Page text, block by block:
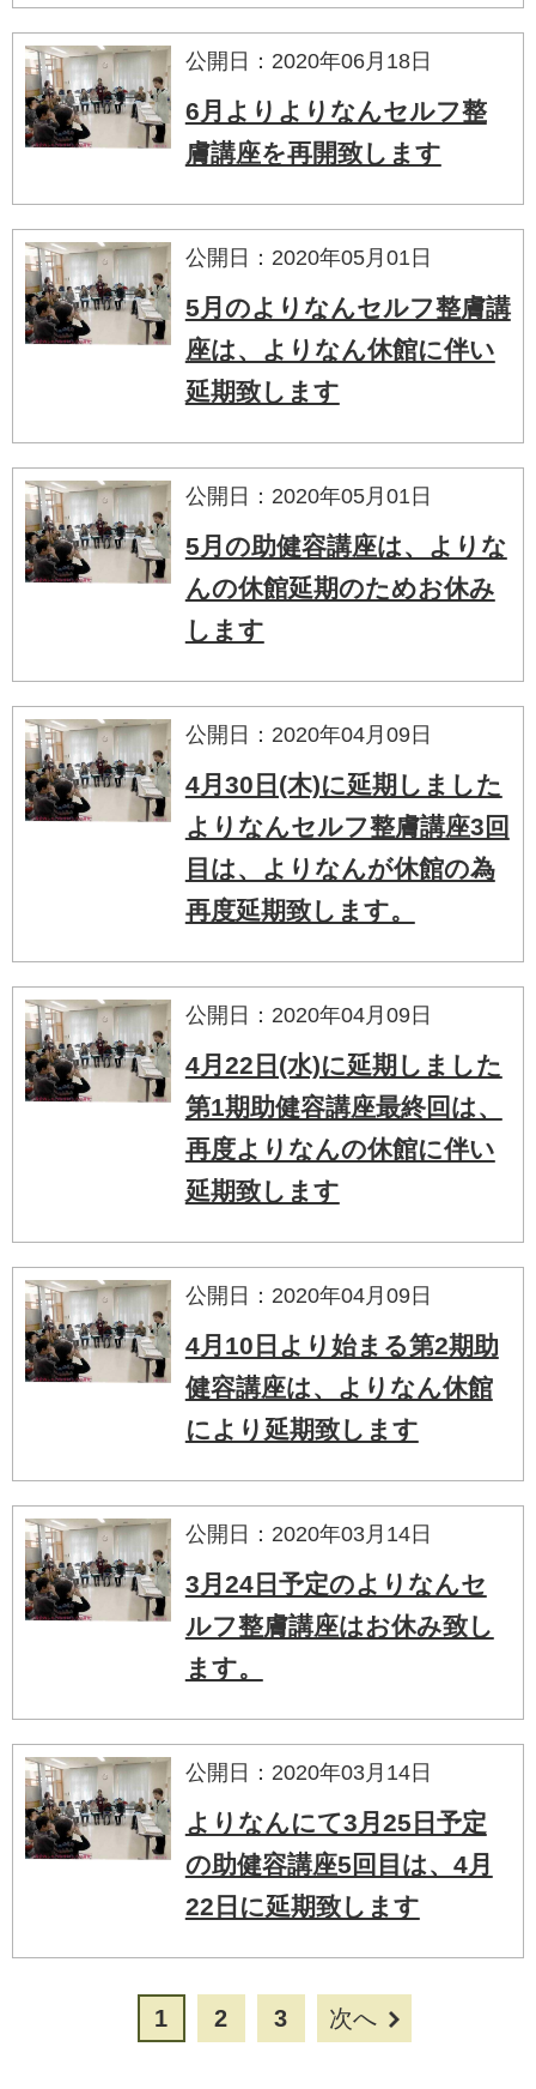
公開日：2020年06月18日
6月よりよりなんセルフ整
膚講座を再開致します
公開日：2020年05月01日
5月のよりなんセルフ整膚講
座は、よりなん休館に伴い
延期致します
公開日：2020年05月01日
5月の助健容講座は、よりな
んの休館延期のためお休み
します
公開日：2020年04月09日
4月30日(木)に延期しました
よりなんセルフ整膚講座3回
目は、よりなんが休館の為
再度延期致します。
公開日：2020年04月09日
4月22日(水)に延期しました
第1期助健容講座最終回は、
再度よりなんの休館に伴い
延期致します
公開日：2020年04月09日
4月10日より始まる第2期助
健容講座は、よりなん休館
により延期致します
公開日：2020年03月14日
3月24日予定のよりなんセ
ルフ整膚講座はお休み致し
ます。
公開日：2020年03月14日
よりなんにて3月25日予定
の助健容講座5回目は、4月
22日に延期致します
1 2 3 次へ